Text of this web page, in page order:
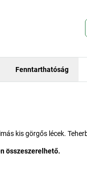
Fenntarthatóság
kis görgős lécek.
összeszerelhető.